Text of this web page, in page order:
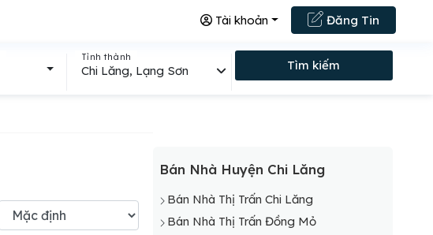
Đăng Tin
Tài khoản
Bán Nhà Huyện Chi Lăng
Bán Nhà Thị Trấn Chi Lăng
Bán Nhà Thị Trấn Đồng Mỏ
Tỉnh thành
Chi Lăng, Lạng Sơn Tìm kiếm